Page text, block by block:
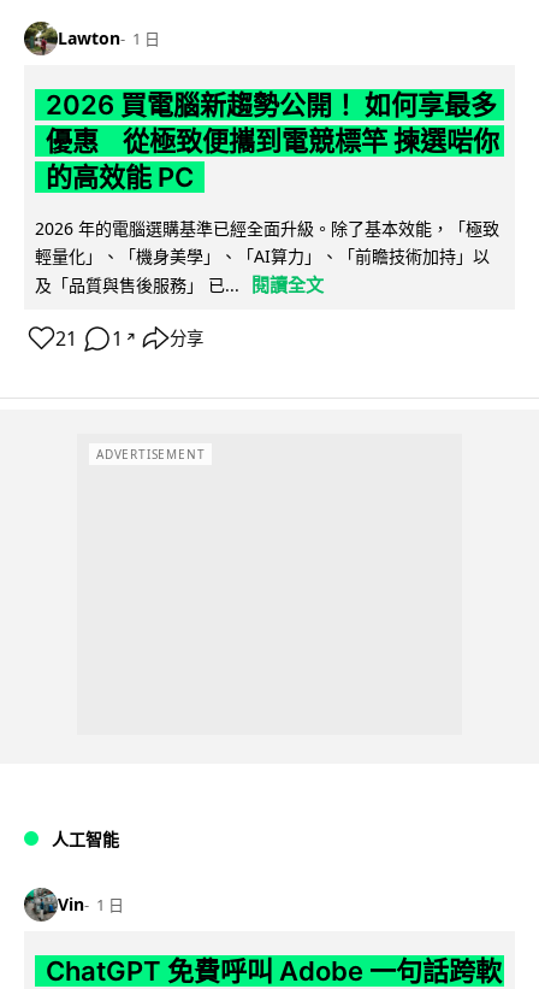
Lawton 1 日
2026 買電腦新趨勢公開！ 如何享最多
優惠 從極致便攜到電競標竿 揀選啱你
的高效能 PC
2026 年的電腦選購基準已經全面升級。除了基本效能，「極致
輕量化」、「機身美學」、「AI算力」、「前瞻技術加持」以
及「品質與售後服務」 已...
閱讀全文
21 1 ↗ 分享
ADVERTISEMENT
人工智能
Vin 1 日
ChatGPT 免費呼叫 Adobe 一句話跨軟